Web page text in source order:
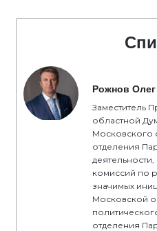
Рожнов
Заместитель
областной
Московского
отделения
комиссий по
значимых
Московской
отделения